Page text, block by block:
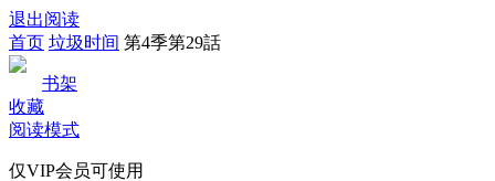
退出阅读
首页 垃圾时间 第4季第29話
书架
收藏
阅读模式
仅VIP会员可使用